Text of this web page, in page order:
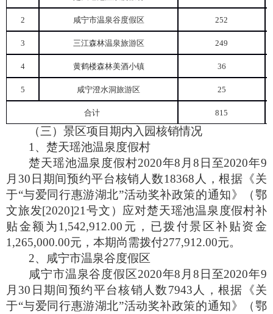
2 咸宁市温泉谷度假区 252
3 三江森林温泉旅游区 249
4 黄鹤楼森林美酒小镇 36
5 咸宁澄水洞旅游区 25
合计 815
（三）景区项目期内入园核销情况
1 、楚天瑶池温泉度假村
楚天瑶池温泉度假村2020年8 月 8 日至2020年9
月 30 日期间预约平台核销人数18368 人，根据《关
于“与爱同行惠游湖北”活动奖补政策的通知》（鄂
文旅发[2020]21 号文）应对楚天瑶池温泉度假村补
贴金额为1,542,912.00 元，已拨付景区补贴资金
1,265,000.00元，本期尚需拨付277,912.00元。
2、咸宁市温泉谷度假区
咸宁市温泉谷度假区 2020年8 月 8 日至2020年9
月 30 日期间预约平台核销人数7943 人，根据《关
于“与爱同行惠游湖北”活动奖补政策的通知》（鄂